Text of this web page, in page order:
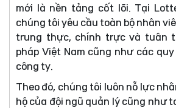
mới là nền tảng cốt lõi. Tại
chúng tôi yêu cầu toàn bộ nhân
trung thực, chính trực và tuân
pháp Việt Nam cũng như các
công ty.
Theo đó, chúng tôi luôn nỗ lực
hộ của đội ngũ quản lý cũng như